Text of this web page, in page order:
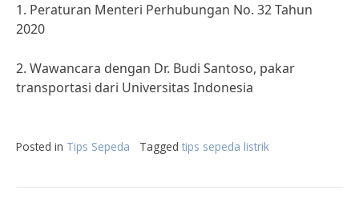
1. Peraturan Menteri Perhubungan No. 32 Tahun
2020
2. Wawancara dengan Dr. Budi Santoso, pakar
transportasi dari Universitas Indonesia
Posted in Tips Sepeda Tagged tips sepeda listrik